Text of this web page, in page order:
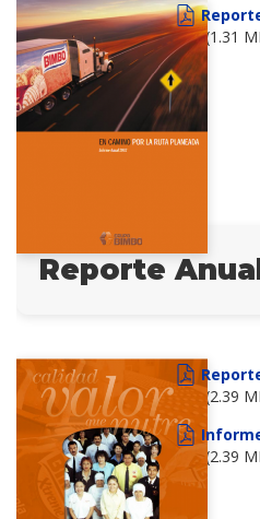
(1.31
Reporte
(2.39
(2.39